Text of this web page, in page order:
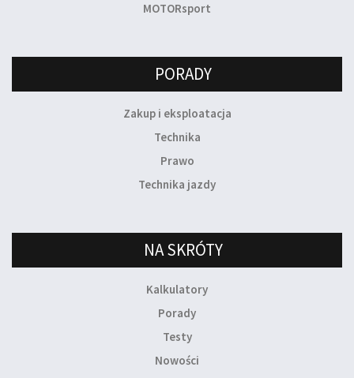
MOTORsport
PORADY
Zakup i eksploatacja
Technika
Prawo
Technika jazdy
NA SKRÓTY
Kalkulatory
Porady
Testy
Nowości